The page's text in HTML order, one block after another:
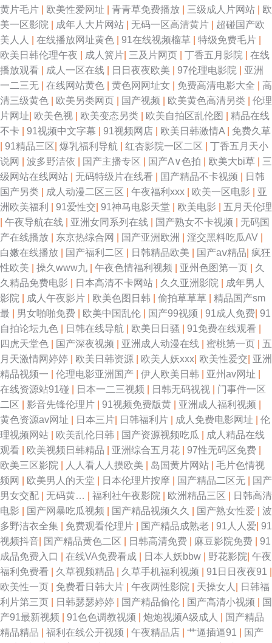
黄片毛片
欧美性爱网址 青青草免费播放 三级成人片网站
欧
美一区影院
成年人大片网站 无码一区高清黄片
超碰国产欧
美人人
在线播放网址黄色 91在线视频榴草 特级免费毛片
欧美日韩伦理午夜
成人簧片 三及片网页 丁香五月影院
在线
播放观看
成人一区在线 日日夜夜欧美 97伦理电影院
亚洲
一二三无
在线网站黄色 黄色网网址女 免费高清电影大全
高
清三级黄色
欧美另类网页 国产视频 欧美黄色高清另类
伦理
片网址 欧美色视 欧美变态另类 欧美自拍区乱伦图
精品在线
不卡
91视频中文字幕 91视频网店 欧美日韩激情A
免费久草
91精品三区 爆乳福利导航 红杏影院一区二区
丁香五月天小
说网
波多野洁依 国产主播专区 国产A∨色拍 欧美大bi草
三
级网站在线网站
无码特级片在线看 囯产精品不卡视频
日韩
国产另类
成人动漫二区三区 午夜福利xxx 欧美一区电影
亚
洲欧美福利
91爱性交 91神马电影天堂 欧美电影
五月天伦理
午夜导航在线 亚洲女同系列在线 国产熟女不卡视频
无码国
产在线播放
东京热综合网 国产亚洲欧洲 淫交黑料吃瓜AV
白嫩在线播放
国产福利二区 日韩精品欧美 国产aⅴ精品 疯狂
性欧美
操久www九 午夜色情福利视频 亚州色图第一页
久
久精品免费电影
日本高清不卡网站 久久亚洲影院
成年男人
影院
成人午夜影片 欧美色图日韩 偷拍草草草
精品国产sm
最
男女啪啪免费 欧美中国乱伦 国产99视频 91成人免费 91
自拍论坛九色
日韩在线导航 欧美日日骚 91免费在线观看
四虎天堂色
国产深夜视频 亚洲成人动漫在线 蜜桃第一页
五
月天激情网婷婷
欧美日韩资源 欧美人妖xxx 欧美性爱交 亚洲
精品视频一
伦理电影亚洲国产 伊人欧美日韩 亚州av网址
在线资源站91碰
日本一二三视频 日韩无码视视
门事件一区
二区
影音先锋伦理片 91视频免费版黄 亚洲成人福利视频
黄色资源av网址
日本三片 日韩福利片 成人免费电影网址
伦
理视频网站
欧美乱伦日韩 国产资源视频吃瓜
成人精品在线
观看
欧美视频日韩精品 亚洲综合五月花 97性无码区免费
欧美三区影院
人人看人人摸欧美 岛国黄片网站
毛片色情视
频网
欧美男人的天堂 日本伦理片按摩 国产精品二区无
国产
男女交配
无码黄… 福利社午夜影院 欧洲精品三区
日韩高清
电影
国产网暴吃瓜视频 国产精品视频久久 国产熟女性爱
波
多野洁衣全集
免费观看伦理片 国产精品成熟老 91人人爱 91
视频抖音 国产精品黄色二区 日韩高清免费 麻豆影院免费
91
成品免费入口
在线VA免费看成 日本人妖bbw 野花影院 午夜
福利免费看
久草视频精品 久草手机福利视频 91日日夜夜91
欧美性一页
免费看日韩大片 午夜两性影院 天操女人
日韩福
利片第三页
日韩瑟瑟婷婷 国产精品偷伦 国产高清小视频
国
产91最新视频
91色色调教视频 炮炮视频A级成人
国产精品
精品精品
福利在线公开视频 午夜精品店 艹逼插逼91
国产